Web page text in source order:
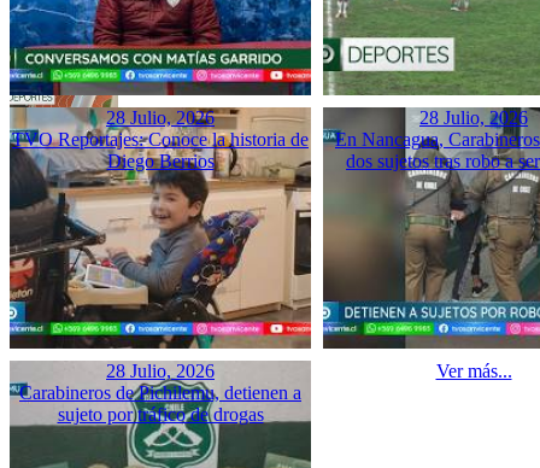
28 Julio, 2026
TVO Reportajes: Conoce la historia de
Diego Berrios
28 Julio, 2026
En Nancagua,
dos sujetos tras robo a
28 Julio, 2026
Carabineros de Pichilemu, detienen a
sujeto por tráfico de drogas
Ver más...